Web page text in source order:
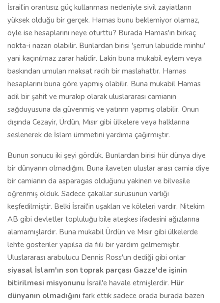
İsrail'in orantısız güç kullanması nedeniyle sivil zayiatların
yüksek olduğu bir gerçek. Hamas bunu beklemiyor olamaz,
öyle ise hesaplarını neye oturttu? Burada Hamas'ın birkaç
nokta-i nazarı olabilir. Bunlardan birisi 'şerrun labudde minhu'
yani kaçınılmaz zarar halidir. Lakin buna mukabil eylem veya
baskından umulan maksat racih bir maslahattır. Hamas
hesaplarını buna göre yapmış olabilir. Buna mukabil Hamas
adil bir şahit ve murakıp olarak uluslararası camianın
sağduyusuna da güvenmiş ve yatırım yapmış olabilir. Onun
dışında Cezayir, Ürdün, Mısır gibi ülkelere veya halklarına
seslenerek de İslam ümmetini yardıma çağırmıştır.
Bunun sonucu iki şeyi gördük. Bunlardan birisi hür dünya diye
bir dünyanın olmadığını. Buna ilaveten uluslar arası camia diye
bir camianın da asparagas olduğunu yakinen ve bilvesile
öğrenmiş olduk. Sadece çakallar sürüsünün varlığı
keşfedilmiştir. Belki İsrail'in uşakları ve köleleri vardır. Nitekim
AB gibi devletler topluluğu bile ateşkes ifadesini ağızlarına
alamamışlardır. Buna mukabil Ürdün ve Mısır gibi ülkelerde
lehte gösteriler yapılsa da fiili bir yardım gelmemiştir.
Uluslararası arabulucu Dennis Ross'un dediği gibi onlar
siyasal İslam'ın son toprak parçası Gazze'de işinin
bitirilmesi misyonunu İsrail'e havale etmişlerdir. Hür
dünyanın olmadığını fark ettik sadece orada burada bazen